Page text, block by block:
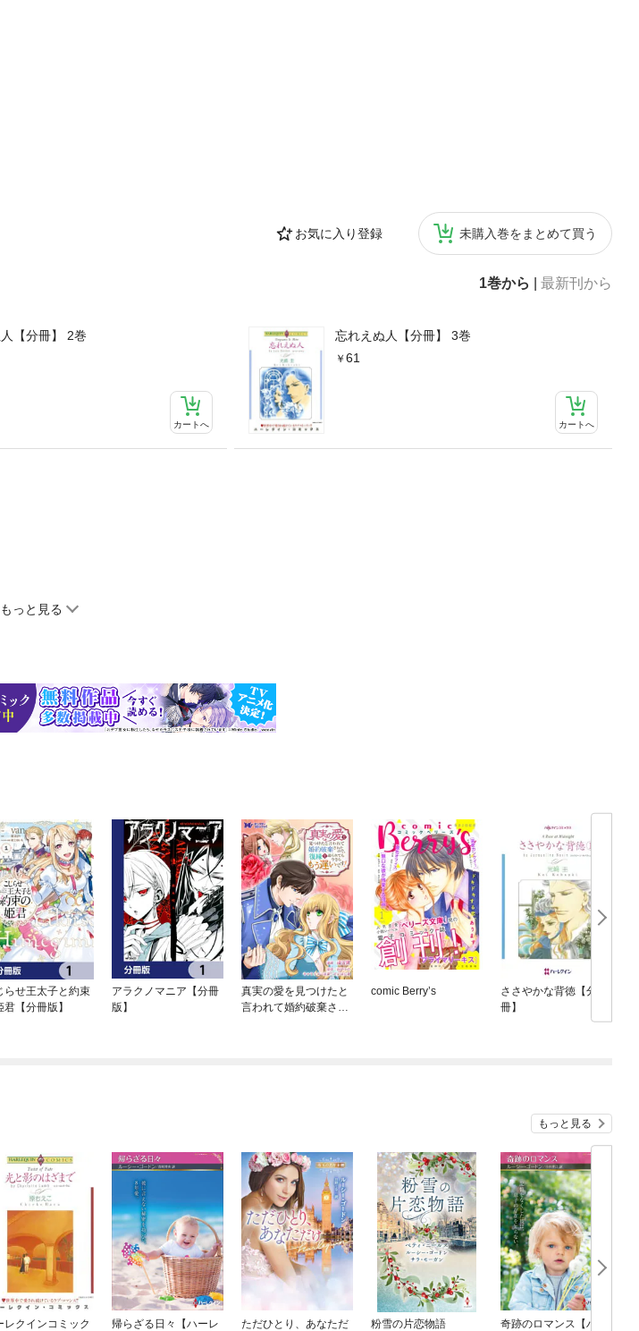
お気に入り登録 未購入巻をまとめて買う
1巻から 最新刊から
【分冊】 2巻
カートへ
忘れえぬ人【分冊】 3巻
61
カートへ
もっと見る
らせ王太子と約束
君【分冊版】
アラクノマニア【分冊
版】
真実の愛を見つけたと
言われて婚約破棄され
comic Berry’s
ささやかな背徳【分
冊】
もっと見る
レクインコミック
帰らざる日々【ハーレ
ただひとり、あなただ
粉雪の片恋物語
奇跡のロマンス【ハー